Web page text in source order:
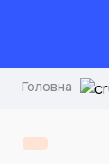
Головна